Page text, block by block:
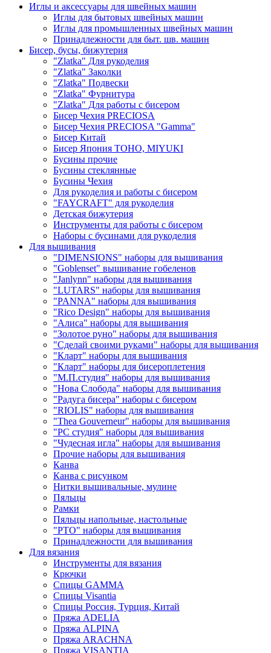
Иглы и аксессуары для швейных машин
Иглы для бытовых швейных машин
Иглы для промышленных швейных машин
Принадлежности для быт. шв. машин
Бисер, бусы, бижутерия
"Zlatka" Для рукоделия
"Zlatka" Заколки
"Zlatka" Подвески
"Zlatka" Фурнитура
"Zlatka" Для работы с бисером
Бисер Чехия PRECIOSA
Бисер Чехия PRECIOSA "Gamma"
Бисер Китай
Бисер Япония TOHO, MIYUKI
Бусины прочие
Бусины стеклянные
Бусины Чехия
Для рукоделия и работы с бисером
"FAYCRAFT" для рукоделия
Детская бижутерия
Инструменты для работы с бисером
Наборы с бусинами для рукоделия
Для вышивания
"DIMENSIONS" наборы для вышивания
"Goblenset" вышивание гобеленов
"Janlynn" наборы для вышивания
"LUTARS" наборы для вышивания
"PANNA" наборы для вышивания
"Rico Design" наборы для вышивания
"Алиса" наборы для вышивания
"Золотое руно" наборы для вышивания
"Сделай своими руками" наборы для вышивания
"Кларт" наборы для вышивания
"Кларт" наборы для бисероплетения
"М.П.студия" наборы для вышивания
"Нова Слобода" наборы для вышивания
"Радуга бисера" наборы с бисером
"RIOLIS" наборы для вышивания
"Thea Gouverneur" наборы для вышивания
"РС студия" наборы для вышивания
"Чудесная игла" наборы для вышивания
Прочие наборы для вышивания
Канва
Канва с рисунком
Нитки вышивальные, мулине
Пяльцы
Рамки
Пяльцы напольные, настольные
"РТО" наборы для вышивания
Принадлежности для вышивания
Для вязания
Инструменты для вязания
Крючки
Спицы GAMMA
Спицы Visantia
Спицы Россия, Турция, Китай
Пряжа ADELIA
Пряжа ALPINA
Пряжа ARACHNA
Пряжа VISANTIA